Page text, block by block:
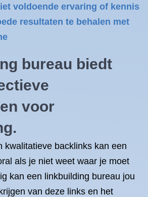
voldoende ervaring of kennis
resultaten te behalen met
bureau biedt
voor
kwalitatieve backlinks kan een
als je niet weet waar je moet
kan een linkbuilding bureau jou
van deze links en het